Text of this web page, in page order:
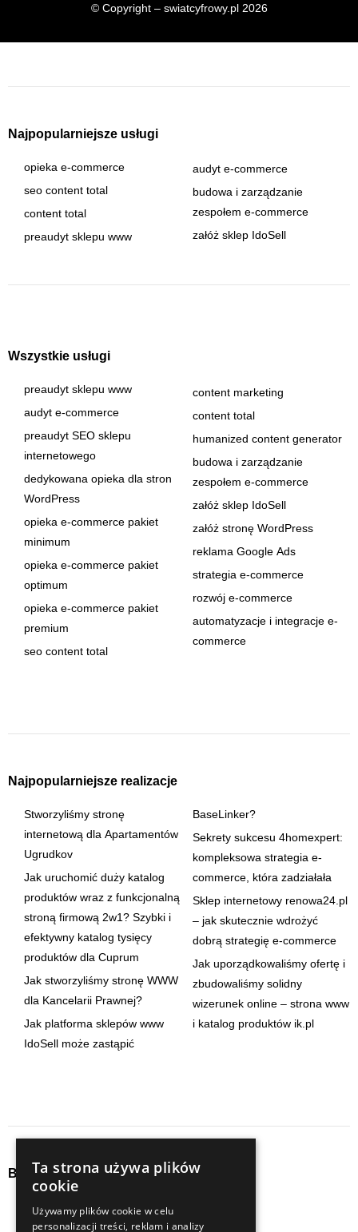
© Copyright – swiatcyfrowy.pl 2026
Najpopularniejsze usługi
opieka e-commerce
seo content total
content total
preaudyt sklepu www
audyt e-commerce
budowa i zarządzanie
zespołem e-commerce
załóż sklep IdoSell
Wszystkie usługi
preaudyt sklepu www
audyt e-commerce
preaudyt SEO sklepu
internetowego
dedykowana opieka dla stron
WordPress
opieka e-commerce pakiet
minimum
opieka e-commerce pakiet
optimum
opieka e-commerce pakiet
premium
seo content total
content marketing
content total
humanized content generator
budowa i zarządzanie
zespołem e-commerce
załóż sklep IdoSell
załóż stronę WordPress
reklama Google Ads
strategia e-commerce
rozwój e-commerce
automatyzacje i integracje e-
commerce
Najpopularniejsze realizacje
Stworzyliśmy stronę
internetową dla Apartamentów
Ugrudkov
Jak uruchomić duży katalog
produktów wraz z funkcjonalną
stroną firmową 2w1? Szybki i
efektywny katalog tysięcy
produktów dla Cuprum
Jak stworzyliśmy stronę WWW
dla Kancelarii Prawnej?
Jak platforma sklepów www
IdoSell może zastąpić
BaseLinker?
Sekrety sukcesu 4homexpert:
kompleksowa strategia e-
commerce, która zadziałała
Sklep internetowy renowa24.pl
– jak skutecznie wdrożyć
dobrą strategię e-commerce
Jak uporządkowaliśmy ofertę i
zbudowaliśmy solidny
wizerunek online – strona www
i katalog produktów ik.pl
Baza wiedzy
audyty
content
Ta strona używa plików
cookie
Używamy plików cookie w celu
personalizacji treści, reklam i analizy